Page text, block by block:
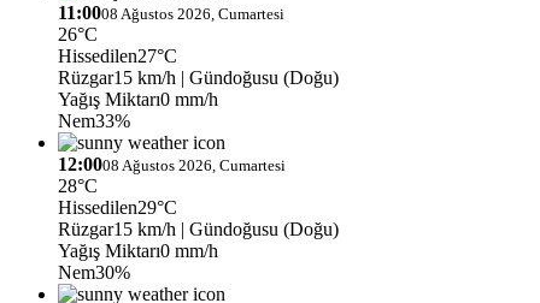
11:0008 Ağustos 2026, Cumartesi
26°C
Hissedilen27°C
Rüzgar15 km/h | Gündoğusu (Doğu)
Yağış Miktarı0 mm/h
Nem33%
12:0008 Ağustos 2026, Cumartesi
28°C
Hissedilen29°C
Rüzgar15 km/h | Gündoğusu (Doğu)
Yağış Miktarı0 mm/h
Nem30%